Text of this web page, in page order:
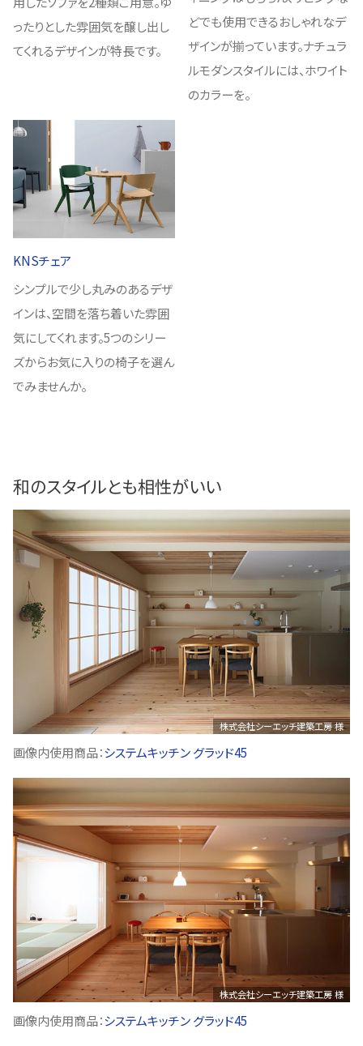
ったりとした雰囲気を醸し出し
てくれるデザインが特長です。
どでも使用できるおしゃれなデ
ザインが揃っています。ナチュラ
ルモダンスタイルには、ホワイト
のカラーを。
KNSチェア
シンプルで少し丸みのあるデザ
インは、空間を落ち着いた雰囲
気にしてくれます。5つのシリー
ズからお気に入りの椅子を選ん
でみませんか。
和のスタイルとも相性がいい
株式会社シーエッチ建築工房 様
画像内使用商品：システムキッチン グラッド45
株式会社シーエッチ建築工房 様
画像内使用商品：システムキッチン グラッド45